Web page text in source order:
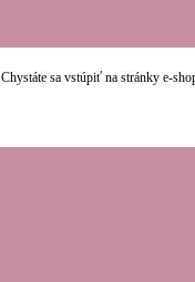
Chystáte sa vstúpiť na stránky e-